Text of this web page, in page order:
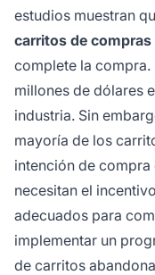
estudios muestran
carritos de compras
complete la compra.
millones de dólares
industria. Sin
mayoría de los
intención de compra
necesitan el
adecuados para
implementar un
de carritos